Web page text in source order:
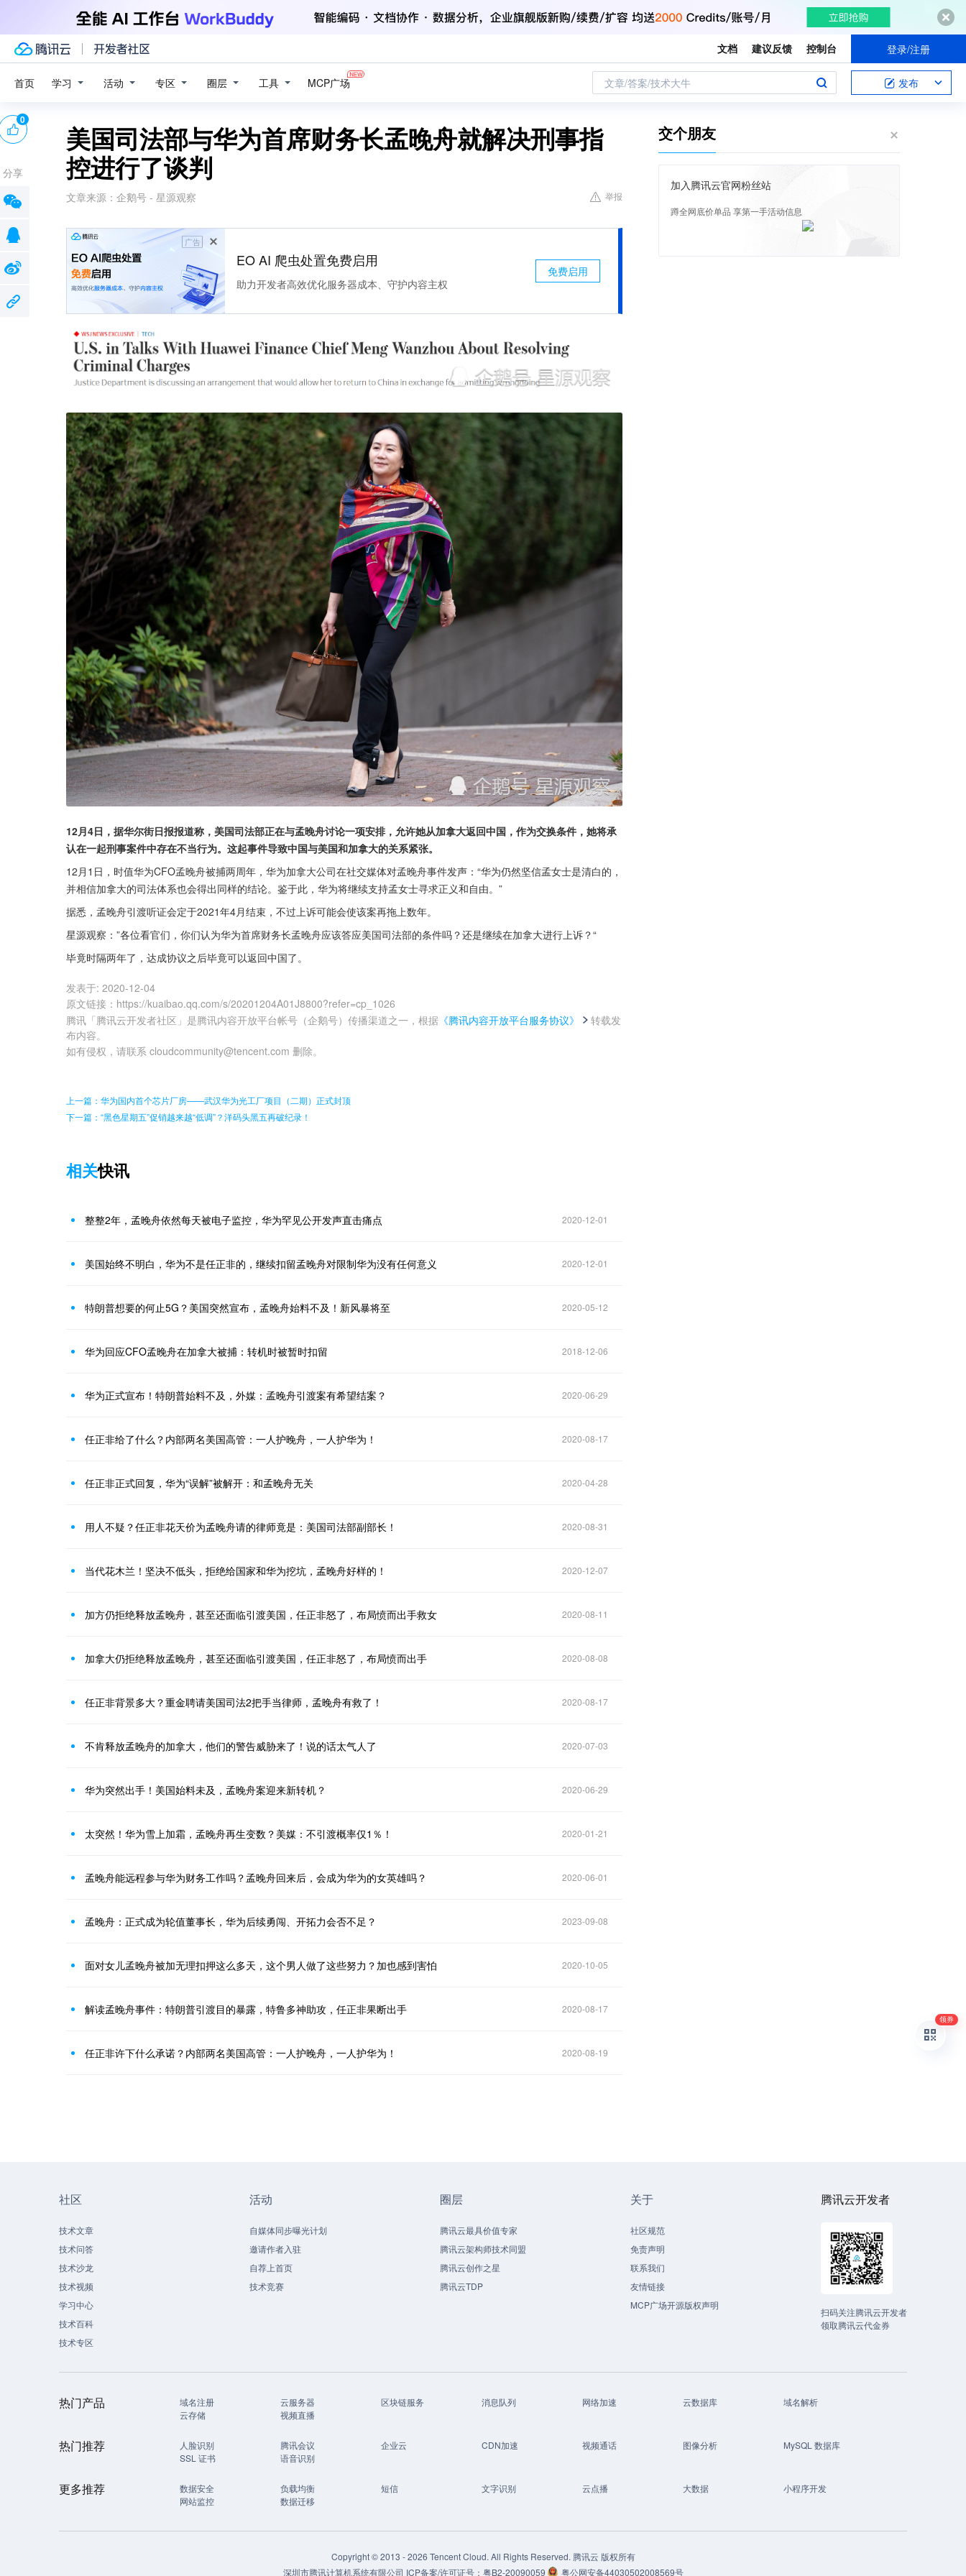
文档 建议反馈 控制台 登录/注册
首页 学习 活动 专区 圈层 工具 MCP广场 文章/答案/技术大牛 发布
美国司法部与华为首席财务长孟晚舟就解决刑事指
控进行了谈判
文章来源： 企鹅号 - 星源观察 举报
广告
EO AI 爬虫处置免费启用
助力开发者高效优化服务器成本、守护内容主权
免费启用
12月4日，据华尔街日报报道称，美国司法部正在与孟晚舟讨论一项安排，允许她从加拿大返回中国，作为交换条件，她将承
认在一起刑事案件中存在不当行为。这起事件导致中国与美国和加拿大的关系紧张。
12月1日，时值华为CFO孟晚舟被捕两周年，华为加拿大公司在社交媒体对孟晚舟事件发声：“华为仍然坚信孟女士是清白的，
并相信加拿大的司法体系也会得出同样的结论。鉴于此，华为将继续支持孟女士寻求正义和自由。”
据悉，孟晚舟引渡听证会定于2021年4月结束，不过上诉可能会使该案再拖上数年。
星源观察：”各位看官们，你们认为华为首席财务长孟晚舟应该答应美国司法部的条件吗？还是继续在加拿大进行上诉？“
毕竟时隔两年了，达成协议之后毕竟可以返回中国了。
发表于: 2020-12-04
原文链接 ： https://kuaibao.qq.com/s/20201204A01J8800?refer=cp_1026
腾讯「腾讯云开发者社区」是腾讯内容开放平台帐号（企鹅号）传播渠道之一，根据 《腾讯内容开放平台服务协议》
转载发
布内容。
如有侵权，请联系 cloudcommunity@tencent.com 删除。
0
分享
上一篇：华为国内首个芯片厂房——武汉华为光工厂项目（二期）正式封顶
下一篇：“黑色星期五”促销越来越“低调”？洋码头黑五再破纪录！
相关快讯
整整2年，孟晚舟依然每天被电子监控，华为罕见公开发声直击痛点 2020-12-01
美国始终不明白，华为不是任正非的，继续扣留孟晚舟对限制华为没有任何意义 2020-12-01
特朗普想要的何止5G？美国突然宣布，孟晚舟始料不及！新风暴将至 2020-05-12
华为回应CFO孟晚舟在加拿大被捕：转机时被暂时扣留 2018-12-06
华为正式宣布！特朗普始料不及，外媒：孟晚舟引渡案有希望结案？ 2020-06-29
任正非给了什么？内部两名美国高管：一人护晚舟，一人护华为！ 2020-08-17
任正非正式回复，华为“误解”被解开：和孟晚舟无关 2020-04-28
用人不疑？任正非花天价为孟晚舟请的律师竟是：美国司法部副部长！ 2020-08-31
当代花木兰！坚决不低头，拒绝给国家和华为挖坑，孟晚舟好样的！ 2020-12-07
加方仍拒绝释放孟晚舟，甚至还面临引渡美国，任正非怒了，布局愤而出手救女 2020-08-11
加拿大仍拒绝释放孟晚舟，甚至还面临引渡美国，任正非怒了，布局愤而出手 2020-08-08
任正非背景多大？重金聘请美国司法2把手当律师，孟晚舟有救了！ 2020-08-17
不肯释放孟晚舟的加拿大，他们的警告威胁来了！说的话太气人了 2020-07-03
华为突然出手！美国始料未及，孟晚舟案迎来新转机？ 2020-06-29
太突然！华为雪上加霜，孟晚舟再生变数？美媒：不引渡概率仅1％！ 2020-01-21
孟晚舟能远程参与华为财务工作吗？孟晚舟回来后，会成为华为的女英雄吗？ 2020-06-01
孟晚舟：正式成为轮值董事长，华为后续勇闯、开拓力会否不足？ 2023-09-08
面对女儿孟晚舟被加无理扣押这么多天，这个男人做了这些努力？加也感到害怕 2020-10-05
解读孟晚舟事件：特朗普引渡目的暴露，特鲁多神助攻，任正非果断出手 2020-08-17
任正非许下什么承诺？内部两名美国高管：一人护晚舟，一人护华为！ 2020-08-19
交个朋友
加入腾讯云官网粉丝站
蹲全网底价单品 享第一手活动信息
社区
技术文章
技术问答
技术沙龙
技术视频
学习中心
技术百科
技术专区
活动
自媒体同步曝光计划
邀请作者入驻
自荐上首页
技术竞赛
圈层
腾讯云最具价值专家
腾讯云架构师技术同盟
腾讯云创作之星
腾讯云TDP
关于
社区规范
免责声明
联系我们
友情链接
MCP广场开源版权声明
腾讯云开发者
扫码关注腾讯云开发者
领取腾讯云代金券
热门产品 域名注册 云服务器 区块链服务 消息队列 网络加速 云数据库
域名解析
云存储
视频直播
热门推荐 人脸识别 腾讯会议 企业云 CDN加速 视频通话 图像分析
MySQL 数据库
SSL 证书
语音识别
更多推荐 数据安全 负载均衡 短信 文字识别 云点播 大数据
小程序开发
网站监控
数据迁移
Copyright © 2013 -2026 Tencent Cloud. All Rights Reserved. 腾讯云 版权所有
深圳市腾讯计算机系统有限公司 ICP备案/许可证号： 粤B2-20090059 粤公网安备44030502008569号
领券